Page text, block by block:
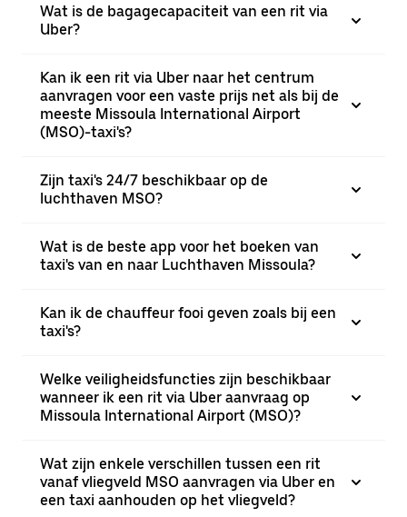
Wat is de bagagecapaciteit van een rit via
Uber?
Kan ik een rit via Uber naar het centrum
aanvragen voor een vaste prijs net als bij de
meeste Missoula International Airport
(MSO)-taxi's?
Zijn taxi's 24/7 beschikbaar op de
luchthaven MSO?
Wat is de beste app voor het boeken van
taxi's van en naar Luchthaven Missoula?
Kan ik de chauffeur fooi geven zoals bij een
taxi's?
Welke veiligheidsfuncties zijn beschikbaar
wanneer ik een rit via Uber aanvraag op
Missoula International Airport (MSO)?
Wat zijn enkele verschillen tussen een rit
vanaf vliegveld MSO aanvragen via Uber en
een taxi aanhouden op het vliegveld?